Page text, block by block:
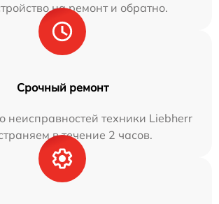
на ремонт и обратно.
Срочный ремонт
неисправностей техники Liebherr
в течение 2 часов.